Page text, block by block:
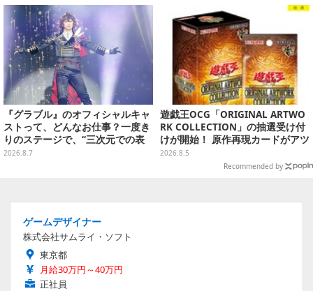
『グラブル』のオフィシャルキャ
ストって、どんなお仕事？一度き
りのステージで、“三次元での表
現”に全力を懸けるキャスト陣の
2026.8.7
遊戯王OCG「ORIGINAL ARTWO
RK COLLECTION」の抽選受け付
けが開始！ 原作再現カードがアツ
いスペシャルパック
2026.8.5
Recommended by
ゲームデザイナー
株式会社サムライ・ソフト
東京都
月給30万円～40万円
正社員